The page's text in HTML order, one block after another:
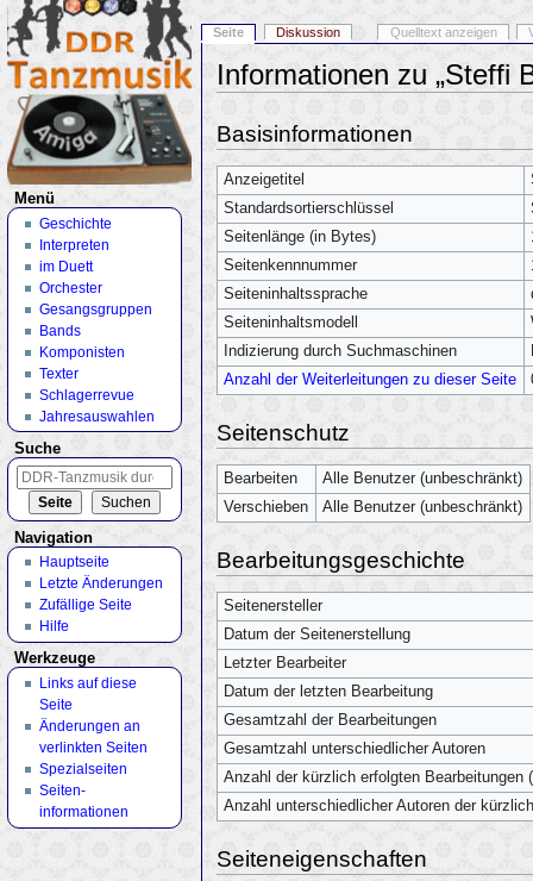
Informationen zu „Steffi
Basisinformationen
Anzeigetitel
Standardsortierschlüssel
Seitenlänge (in Bytes)
Seitenkennnummer
Seiteninhaltssprache
Seiteninhaltsmodell
Indizierung durch Suchmaschinen
Anzahl der Weiterleitungen zu dieser Seite
Seitenschutz
Bearbeiten
Alle Benutzer (unbeschränkt)
Verschieben
Alle Benutzer (unbeschränkt)
Bearbeitungsgeschichte
Seitenersteller
Datum der Seitenerstellung
Letzter Bearbeiter
Datum der letzten Bearbeitung
Gesamtzahl der Bearbeitungen
Gesamtzahl unterschiedlicher Autoren
Anzahl der kürzlich erfolgten Bearbeitungen
Anzahl unterschiedlicher Autoren der
Seiteneigenschaften
Seite Diskussion Quelltext anzeigen
Menü
Geschichte
Interpreten
im Duett
Orchester
Gesangsgruppen
Bands
Komponisten
Texter
Schlagerrevue
Jahresauswahlen
Suche
Navigation
Hauptseite
Letzte Änderungen
Zufällige Seite
Hilfe
Werkzeuge
Links auf diese
Seite
Änderungen an
verlinkten Seiten
Spezialseiten
Seiten­
informationen